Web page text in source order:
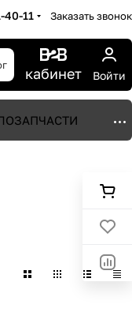
40-11 Заказать звонок
кабинет Войти